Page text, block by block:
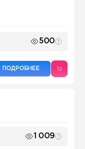
500
ПОДРОБНЕЕ
1 009